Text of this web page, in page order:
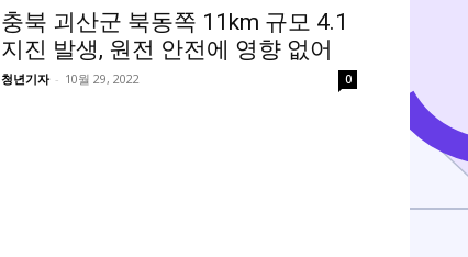
충북 괴산군 북동쪽 11km 규모 4.1
지진 발생, 원전 안전에 영향 없어
청년기자 - 10월 29, 2022 0